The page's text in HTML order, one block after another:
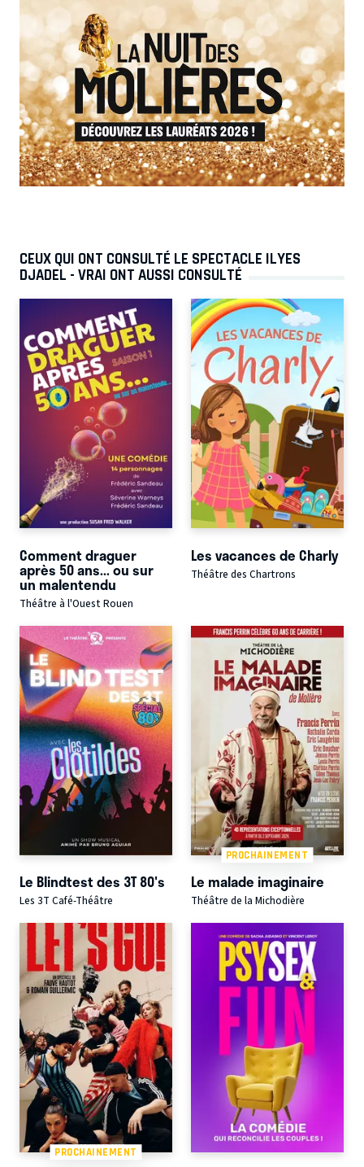
CEUX QUI ONT CONSULTÉ LE SPECTACLE ILYES
DJADEL - VRAI ONT AUSSI CONSULTÉ
Comment draguer
après 50 ans... ou sur
un malentendu
Théâtre à l'Ouest Rouen
Les vacances de Charly
Théâtre des Chartrons
Le Blindtest des 3T 80's
Les 3T Café-Théâtre
PROCHAINEMENT
Le malade imaginaire
Théâtre de la Michodière
PROCHAINEMENT